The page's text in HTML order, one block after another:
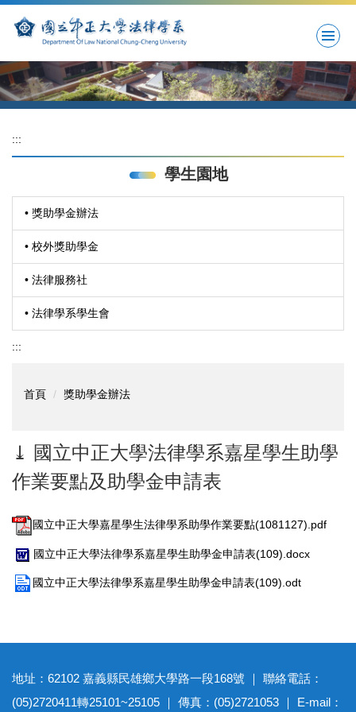
到
要
內
容
區
:::
學生園地
• 獎助學金辦法
• 校外獎助學金
• 法律服務社
• 法律學系學生會
:::
首頁 獎助學金辦法
⤓ 國立中正大學法律學系嘉星學生助學
作業要點及助學金申請表
國立中正大學嘉星學生法律學系助學作業要點(1081127).pdf
國立中正大學法律學系嘉星學生助學金申請表(109).docx
國立中正大學法律學系嘉星學生助學金申請表(109).odt
地址：62102 嘉義縣民雄鄉大學路一段168號 ｜ 聯絡電話：
(05)2720411轉25101~25105 ｜ 傳真：(05)2721053 ｜ E-mail：